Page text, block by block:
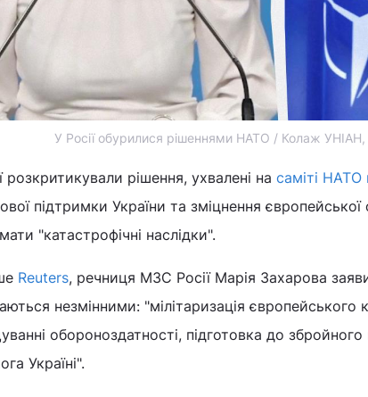
У Росії обурилися рішеннями НАТО / Колаж УНІАН,
розкритикували рішення, ухвалені на саміті НАТО
підтримки України та зміцнення
"катастрофічні наслідки".
Reuters, речниця МЗС Росії Марія Захарова
незмінними: "мілітаризація європейського
обороноздатності, підготовка до
Україні".